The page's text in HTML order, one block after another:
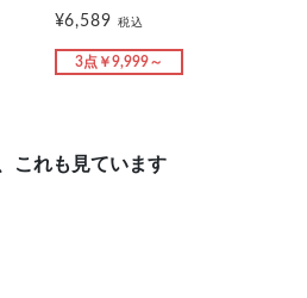
¥6,589税込
3点￥9,999～
これも見ています